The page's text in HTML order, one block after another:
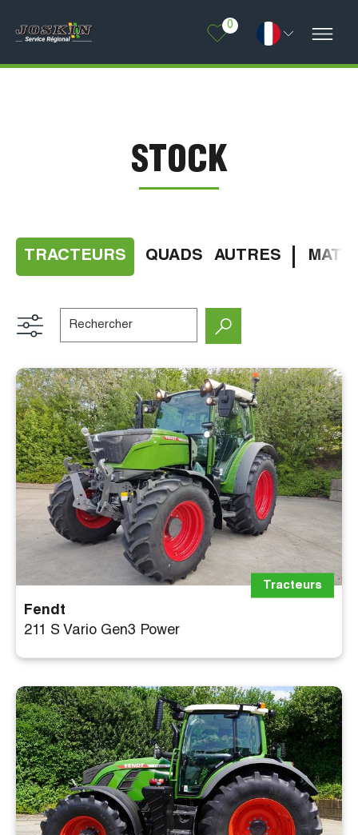
0
STOCK
TRACTEURS QUADS AUTRES
Fendt
211 S Vario Gen3 Power
Tracteurs
Filtres